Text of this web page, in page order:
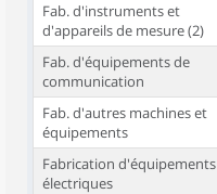
Fab. d'instruments et
d'appareils de mesure (2)
Fab. d'équipements de
communication
Fab. d'autres machines et
équipements
Fabrication d'équipements
électriques